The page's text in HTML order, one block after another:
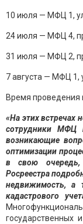
10 июля — МФЦ 1,
24 июля — МФЦ 4,
31 июля — МФЦ 2,
7 августа — МФЦ 1,
Время проведения
«На этих встречах
сотрудники МФЦ
возникающие
оптимизации
в свою очередь,
Росреестра
недвижимость, а
кадастрового
государственных